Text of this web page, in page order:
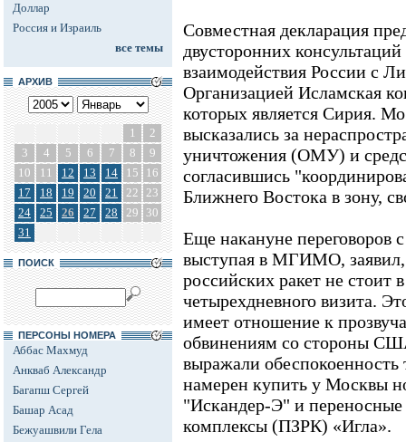
Доллар
Россия и Израиль
все темы
АРХИВ
1
2
3
4 5 6 7 8
9
10
11 12 13 14 15
16
17
18 19 20 21 22 23
24
25 26 27 28 29
30
31
ПОИСК
ПЕРСОНЫ НОМЕРА
Аббас Махмуд
Анкваб Александр
Багапш Сергей
Башар Асад
Бежуашвили Гела
Совместная декларация
двусторонних
взаимодействия России с
Организацией Исламская
которых является Сирия.
высказались за
уничтожения (ОМУ) и
согласившись
Ближнего Востока в зону,
Еще накануне переговоров
выступая в МГИМО, заявил,
российских ракет не стоит
четырехдневного визита.
имеет отношение к
обвинениям со стороны
выражали
намерен купить у Москвы
"Искандер-Э" и переносные
комплексы (ПЗРК) «Игла».